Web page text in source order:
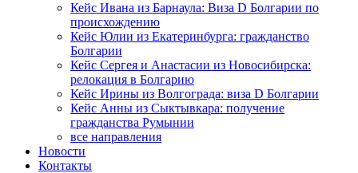
Кейс Ивана из Барнаула: Виза D Болгарии по
происхождению
Кейс Юлии из Екатеринбурга: гражданство
Болгарии
Кейс Сергея и Анастасии из Новосибирска:
релокация в Болгарию
Кейс Ирины из Волгограда: виза D Болгарии
Кейс Анны из Сыктывкара: получение
гражданства Румынии
все направления
Новости
Контакты